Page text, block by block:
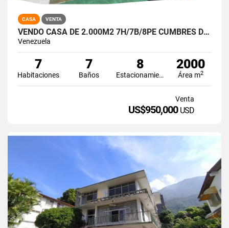
CASA VENTA
VENDO CASA DE 2.000M2 7H/7B/8PE CUMBRES DE CURUMO
Venezuela
7
Habitaciones
7
Baños
8
Estacionamiento
2000
Área m2
Venta
US$950,000 USD